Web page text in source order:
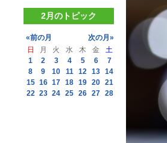
2月のトピック
«前の月
次の月»
日
月 火 水 木 金
土
1
2 3 4 5 6
7
8
9 10 11 12 13 14
15 16 17 18 19 20 21
22 23 24 25 26 27 28